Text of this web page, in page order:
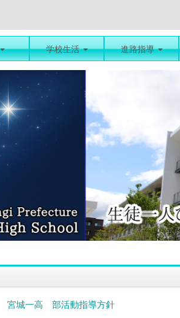
学校生活 進路指導
宮城一高 部活動指導方針